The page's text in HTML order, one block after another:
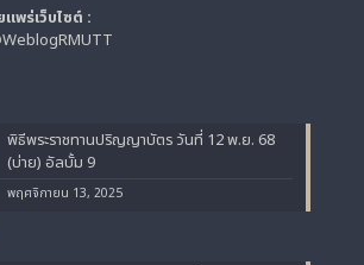
พร่เว็บไซต์ :
พิธีพระราชทานปริญญาบัตร วันที่ 12 พ.ย. 68
(บ่าย) อัลบั้ม 9
พฤศจิกายน 13, 2025